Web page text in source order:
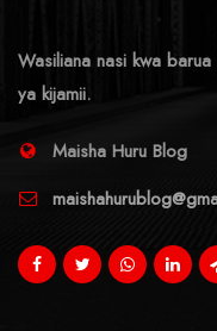
Wasiliana nasi kwa
ya kijamii.
Maisha Huru Blog